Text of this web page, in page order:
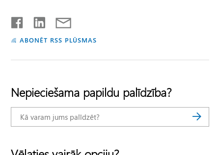
ABONĒT RSS PLŪSMAS
Nepieciešama papildu palīdzība?